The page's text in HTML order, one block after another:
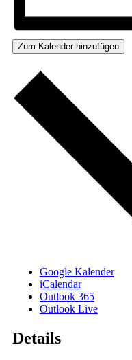
Zum Kalender hinzufügen
Google Kalender
iCalendar
Outlook 365
Outlook Live
Details